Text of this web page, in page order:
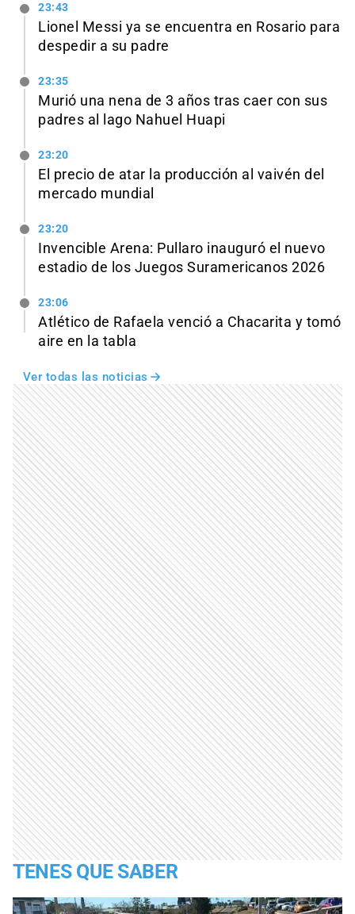
23:43
Lionel Messi ya se encuentra en Rosario para
despedir a su padre
23:35
Murió una nena de 3 años tras caer con sus
padres al lago Nahuel Huapi
23:20
El precio de atar la producción al vaivén del
mercado mundial
23:20
Invencible Arena: Pullaro inauguró el nuevo
estadio de los Juegos Suramericanos 2026
23:06
Atlético de Rafaela venció a Chacarita y tomó
aire en la tabla
Ver todas las noticias
TENES QUE SABER